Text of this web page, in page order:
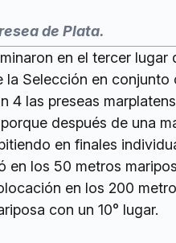
de Plata.
en el tercer
Selección en
4 las preseas
después de una
en finales
en los 50 metros
en los 200
con un 10° lugar.